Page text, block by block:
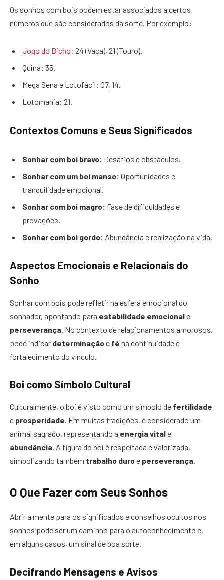
Os sonhos com bois podem estar associados a certos
números que são considerados da sorte. Por exemplo:
Jogo do Bicho: 24 (Vaca), 21 (Touro).
Quina: 35.
Mega Sena e Lotofácil: 07, 14.
Lotomania: 21.
Contextos Comuns e Seus Significados
Sonhar com boi bravo: Desafios e obstáculos.
Sonhar com um boi manso: Oportunidades e
tranquilidade emocional.
Sonhar com boi magro: Fase de dificuldades e
provações.
Sonhar com boi gordo: Abundância e realização na vida.
Aspectos Emocionais e Relacionais do
Sonho
Sonhar com bois pode refletir na esfera emocional do
sonhador, apontando para estabilidade emocionale
perseverança . No contexto de relacionamentos amorosos,
pode indicar determinaçãoe fé na continuidade e
fortalecimento do vínculo.
Boi como Símbolo Cultural
Culturalmente, o boi é visto como um símbolo de fertilidade
e prosperidade . Em muitas tradições, é considerado um
animal sagrado, representando a energia vitale
abundância . A figura do boi é respeitada e valorizada,
simbolizando também trabalho duroe perseverança
O Que Fazer com Seus Sonhos
Abrir a mente para os significados e conselhos ocultos nos
sonhos pode ser um caminho para o autoconhecimento e,
em alguns casos, um sinal de boa sorte.
Decifrando Mensagens e Avisos